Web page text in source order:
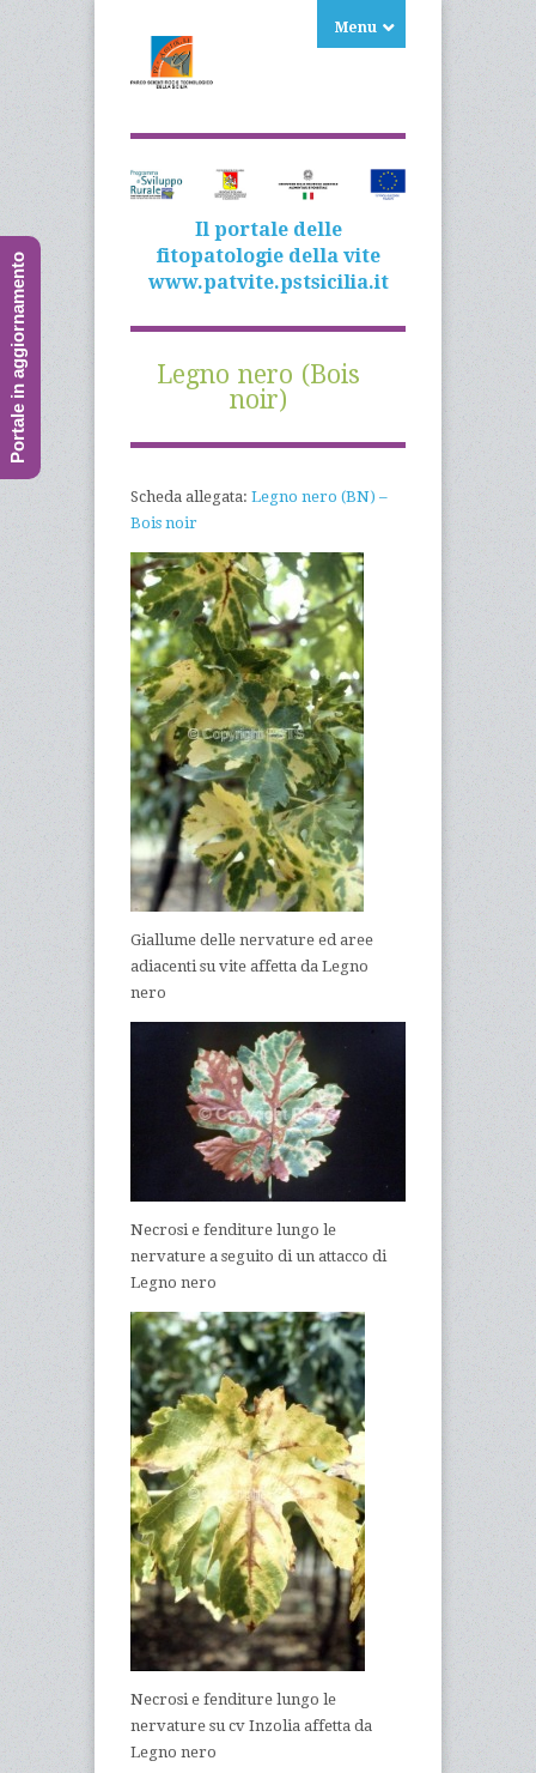
Menu
Il portale delle
fitopatologie della vite
www.patvite.pstsicilia.it
Legno nero (Bois
noir)
Scheda allegata: Legno nero (BN) –
Bois noir
Giallume delle nervature ed aree
adiacenti su vite affetta da Legno
nero
Necrosi e fenditure lungo le
nervature a seguito di un attacco di
Legno nero
Necrosi e fenditure lungo le
nervature su cv Inzolia affetta da
Legno nero
Portale in aggiornamento